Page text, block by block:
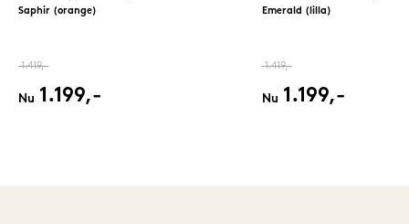
Saphir (orange)
1.419,-
Nu 1.199,-
Emerald (lilla)
1.419,-
Nu 1.199,-